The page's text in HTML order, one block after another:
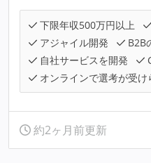
下限年収500万円以上
アジャイル開発
B2B
自社サービスを開発
オンラインで選考が受け
約2ヶ月前更新